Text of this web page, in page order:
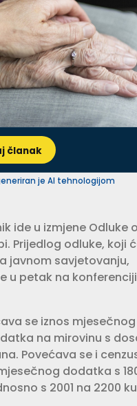
članak
je AI tehnologijom
ide u izmjene Odluke o
Prijedlog odluke, koji
javnom savjetovanju,
u petak na
se iznos mjesečnog
na mirovinu s
Povećava se i
dodatka s
s 2001 na 2200